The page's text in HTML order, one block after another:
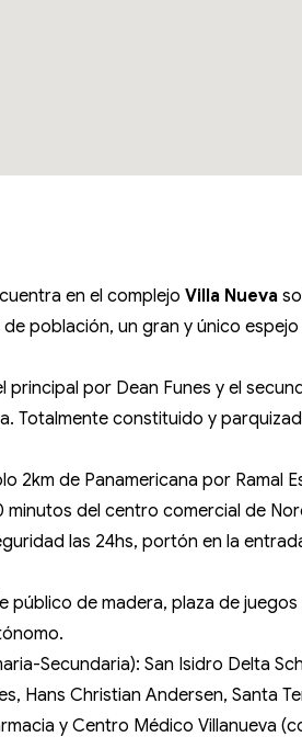
en el complejo Villa Nueva
población, un gran y único
por Dean Funes y el
Totalmente constituido y
2km de Panamericana por Ramal
minutos del centro comercial de
las 24hs, portón en la
público de madera, plaza de
Secundaria): San Isidro Delta
Hans Christian Andersen, Santa
y Centro Médico Villanueva